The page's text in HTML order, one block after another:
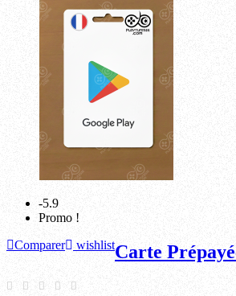
-5.9
Promo !
Comparer
wishlistCarte